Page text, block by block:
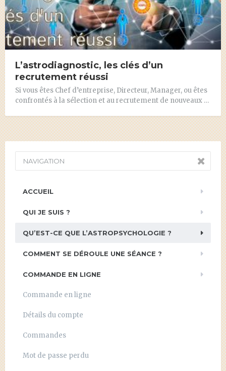
L’astrodiagnostic, les clés d’un
recrutement réussi
Si vous êtes Chef d’entreprise, Directeur, Manager, ou êtes
confrontés à la sélection et au recrutement de nouveaux …
NAVIGATION
ACCUEIL
QUI JE SUIS ?
QU’EST-CE QUE L’ASTROPSYCHOLOGIE ?
COMMENT SE DÉROULE UNE SÉANCE ?
COMMANDE EN LIGNE
Commande en ligne
Détails du compte
Commandes
Mot de passe perdu